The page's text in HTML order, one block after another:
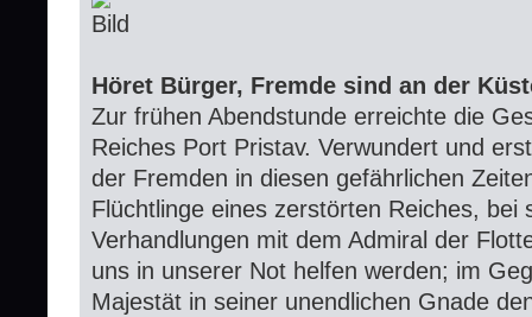
Höret Bürger, Fremde sind an der
Zur frühen Abendstunde erreichte die
Reiches Port Pristav. Verwundert und
der Fremden in diesen gefährlichen
Flüchtlinge eines zerstörten Reiches, bei
Verhandlungen mit dem Admiral der
uns in unserer Not helfen werden; im
Majestät in seiner unendlichen Gnade